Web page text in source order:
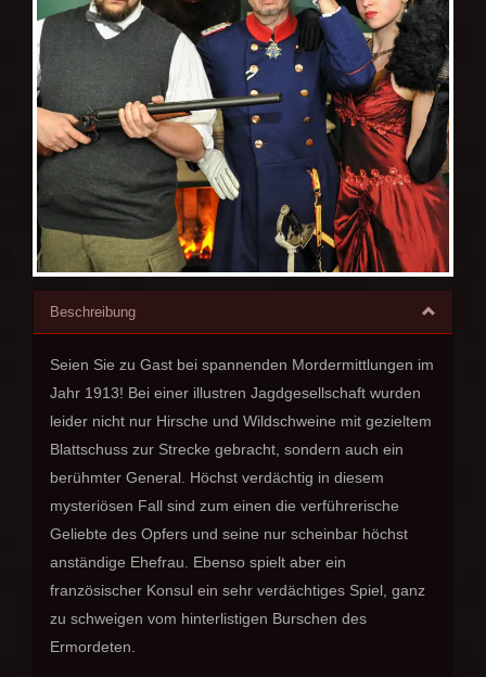
Beschreibung
Seien Sie zu Gast bei spannenden Mordermittlungen im
Jahr 1913! Bei einer illustren Jagdgesellschaft wurden
leider nicht nur Hirsche und Wildschweine mit gezieltem
Blattschuss zur Strecke gebracht, sondern auch ein
berühmter General. Höchst verdächtig in diesem
mysteriösen Fall sind zum einen die verführerische
Geliebte des Opfers und seine nur scheinbar höchst
anständige Ehefrau. Ebenso spielt aber ein
französischer Konsul ein sehr verdächtiges Spiel, ganz
zu schweigen vom hinterlistigen Burschen des
Ermordeten.